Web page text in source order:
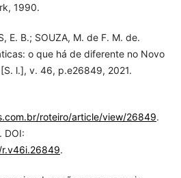
1990.
E. B.; SOUZA, M. de F. M. de.
o que há de diferente no Novo
l.], v. 46, p.e26849, 2021.
roteiro/article/view/26849.
DOI:
.